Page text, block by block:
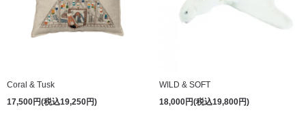
Coral & Tusk
17,500円(税込19,250円)
WILD & SOFT
18,000円(税込19,800円)